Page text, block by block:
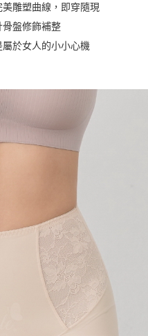
費
費
運費
雕塑曲線，即穿隨現
盤修飾補整
於女人的小小心機